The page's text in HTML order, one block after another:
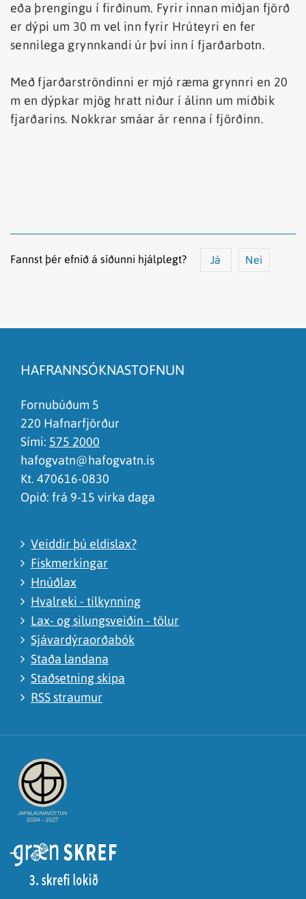
eða þrengingu í firðinum. Fyrir innan miðjan fjörð
er dýpi um 30 m vel inn fyrir Hrúteyri en fer
sennilega grynnkandi úr því inn í fjarðarbotn.
Með fjarðarströndinni er mjó ræma grynnri en 20
m en dýpkar mjög hratt niður í álinn um miðbik
fjarðarins. Nokkrar smáar ár renna í fjörðinn.
Fannst þér efnið á síðunni hjálplegt? Já Nei
Það er of mikið efni á síðunni
Ég skil ekki efnið, finnst það of flókið
HAFRANNSÓKNASTOFNUN
Fornubúðum 5
220 Hafnarfjörður
Sími: 575 2000
hafogvatn@hafogvatn.is
Kt. 470616-0830
Opið: frá 9-15 virka daga
Veiddir þú eldislax?
Fiskmerkingar
Hnúðlax
Hvalreki - tilkynning
Lax- og silungsveiðin - tölur
Sjávardýraorðabók
Staða landana
Staðsetning skipa
RSS straumur